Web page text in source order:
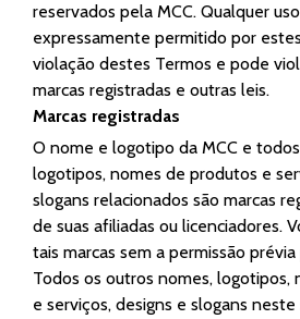
reservados pela MCC. Qualquer
expressamente permitido por
violação destes Termos e pode
marcas registradas e outras leis.
Marcas registradas
O nome e logotipo da MCC e
logotipos, nomes de produtos e
slogans relacionados são marcas
de suas afiliadas ou licenciadores.
tais marcas sem a permissão
Todos os outros nomes, logotipos,
e serviços, designs e slogans neste